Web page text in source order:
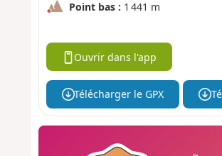
Point bas : 1 441 m
Ouvrir dans l'app
Télécharger le GPX